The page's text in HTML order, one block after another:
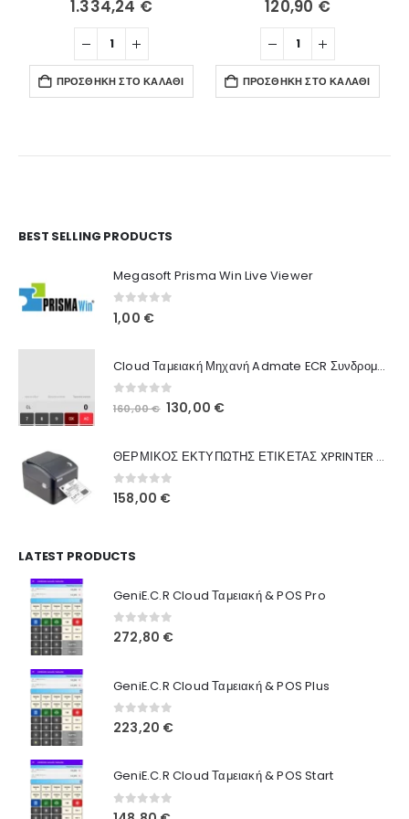
1.334,24 €
ΠΡΟΣΘΉΚΗ ΣΤΟ ΚΑΛΆΘΙ
120,90 €
ΠΡΟΣΘΉΚΗ ΣΤΟ ΚΑΛΆΘΙ
BEST SELLING PRODUCTS
Megasoft Prisma Win Live Viewer
0 out of 5
1,00 €
Cloud Ταμειακή Μηχανή Admate ECR Συνδρομή 12 μηνών
out of 5
160,00€ Original
160,00 €.
130,00 €Η
είναι:
ΘΕΡΜΙΚΟΣ ΕΚΤΥΠΩΤΗΣ ΕΤΙΚΕΤΑΣ XPRINTER XP-420B
0out of 5
158,00 €
LATEST PRODUCTS
GeniE.C.R Cloud Ταμειακή & POS Pro
0out of 5
272,80 €
GeniE.C.R Cloud Ταμειακή & POS Plus
0out of 5
223,20 €
GeniE.C.R Cloud Ταμειακή & POS Start
0out of 5
Ο Λογαριασμός μου
Στοιχεία λογαριασμού
Παραγγελίες
Πληροφορίες Καταστήματος
Ποιοι Είμαστε
Γιατί Εμάς
Blog
Όροι Χρήσης
Τρόποι Αγοράς
Τρόποι Πληρωμής
Τρόποι Αποστολής
Ασφάλεια Πληρωμών